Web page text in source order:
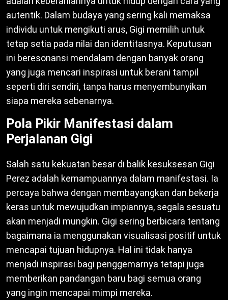
autentik. Dalam budaya yang sering kali memaksa
individu untuk mengikuti arus, Gigi memilih untuk
tetap setia pada nilai dan identitasnya. Keputusan
ini beresonansi mendalam dengan banyak orang
yang juga mencari inspirasi untuk berani tampil
seperti diri sendiri, tanpa harus menyembunyikan
siapa mereka sebenarnya.
Pola Pikir Manifestasi dalam
Perjalanan Gigi
Salah satu kekuatan besar di balik kesuksesan Gigi
Perez adalah kemampuannya dalam manifestasi. Ia
percaya bahwa dengan membayangkan dan bekerja
keras untuk mewujudkan impiannya, segala sesuatu
akan menjadi mungkin. Gigi sering berbicara tentang
bagaimana ia menggunakan visualisasi positif untuk
mencapai tujuan hidupnya. Hal ini tidak hanya
menjadi inspirasi bagi penggemarnya tetapi juga
memberikan pandangan baru bagi semua orang
yang ingin mencapai mimpi mereka.